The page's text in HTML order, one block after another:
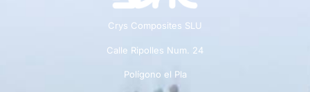
Crys Composites SLU
Calle Ripolles Num. 24
Polígono el Pla